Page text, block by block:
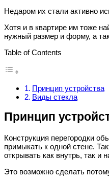
Недаром их стали активно
Хотя и в квартире им тоже
нужный размер и форму, а
Table of Contents
Принцип устройства
Виды стекла
Принцип
Конструкция перегородки
примыкать к одной стене.
открывать как внутрь, так и
Это возможно сделать